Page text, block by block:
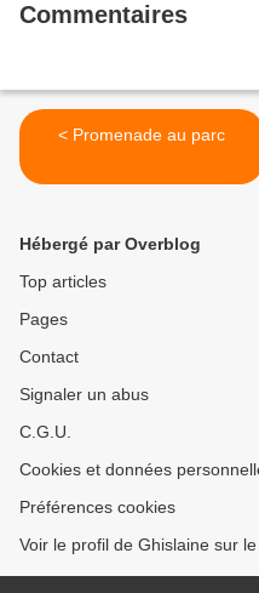
Commentaires
< Promenade au parc
Hébergé par Overblog
Top articles
Pages
Contact
Signaler un abus
C.G.U.
Cookies et données
Préférences cookies
Voir le profil de Ghislaine sur